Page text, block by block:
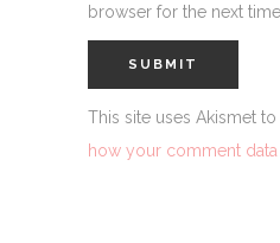
browser for the next
This site uses Akismet
how your comment data